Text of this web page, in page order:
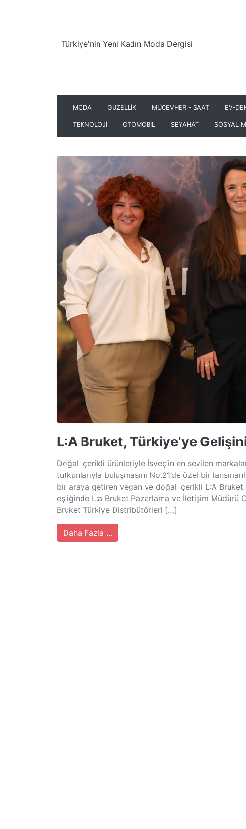
Türkiye'nin Yeni Kadın Moda Dergisi
MODA GÜZELLİK MÜCEVHER - SAAT EV-
TEKNOLOJİ OTOMOBİL SEYAHAT SOSYAL
L:A Bruket, Türkiye’ye
Doğal içerikli ürünleriyle İsveç’in en sevilen
tutkunlarıyla buluşmasını No.21’de özel bir
bir araya getiren vegan ve doğal içerikli L:A Bruket
eşliğinde L:a Bruket Pazarlama ve İletişim Müdürü
Bruket Türkiye Distribütörleri […]
Daha Fazla ...